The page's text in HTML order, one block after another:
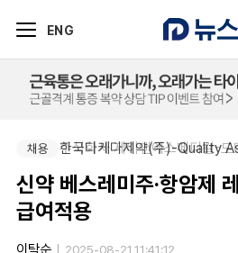
ENG
채용 주식회사 제이앤에스메디칼-도
채용 한국다케다제약(주)-Quality
신약 베스레미주·항암제
급여적용
이탁순 2025-08-21 11:41:12